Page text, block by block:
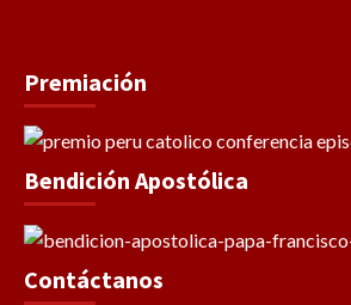
Premiación
Bendición Apostólica
Contáctanos